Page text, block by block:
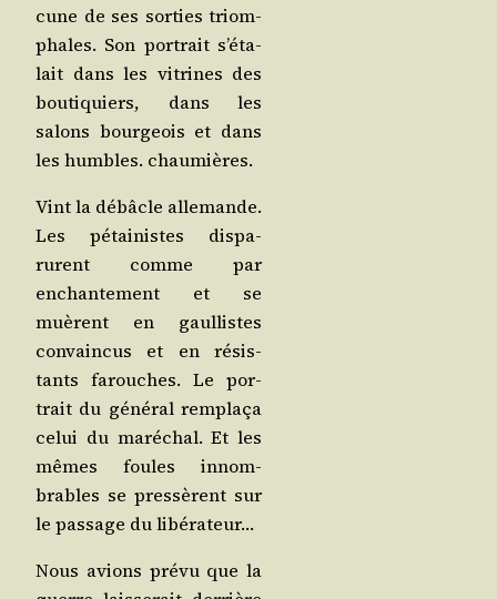
cune de ses sor­ties triom­
phales. Son por­trait s’é­ta­
lait dans les vitrines des
bou­ti­quiers, dans les
salons bour­geois et dans
les humbles. chaumières.
Vint la débâcle alle­mande.
Les pétai­nistes dis­pa­
rurent comme par
enchan­te­ment et se
muèrent en gaul­listes
convain­cus et en résis­
tants farouches. Le por­
trait du géné­ral rem­pla­ça
celui du maré­chal. Et les
mêmes foules innom­
brables se pres­sèrent sur
le pas­sage du libérateur…
Nous avions pré­vu que la